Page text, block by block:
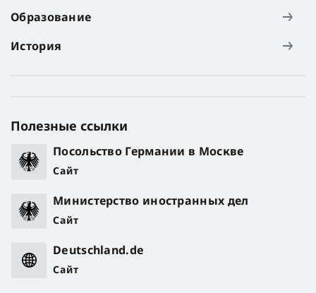
Образование
История
Полезные ссылки
Посольство Германии в Москве
Сайт
Министерство иностранных дел
Сайт
Deutschland.de
Сайт